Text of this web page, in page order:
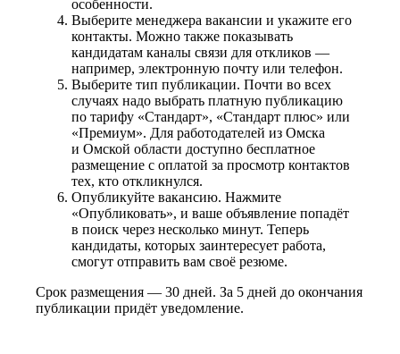
особенности.
Выберите менеджера вакансии и укажите его
контакты. Можно также показывать
кандидатам каналы связи для откликов —
например, электронную почту или телефон.
Выберите тип публикации. Почти во всех
случаях надо выбрать платную публикацию
по тарифу «Стандарт», «Стандарт плюс» или
«Премиум». Для работодателей из Омска
и Омской области доступно бесплатное
размещение с оплатой за просмотр контактов
тех, кто откликнулся.
Опубликуйте вакансию. Нажмите
«Опубликовать», и ваше объявление попадёт
в поиск через несколько минут. Теперь
кандидаты, которых заинтересует работа,
смогут отправить вам своё резюме.
Срок размещения — 30 дней. За 5 дней до окончания
публикации придёт уведомление.